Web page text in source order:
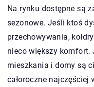
Na rynku dostępne są
sezonowe. Jeśli ktoś
przechowywania,
nieco większy komfort.
mieszkania i domy są
całoroczne najczęściej